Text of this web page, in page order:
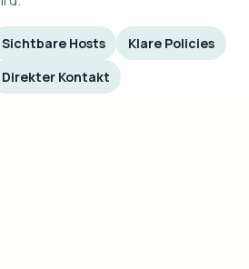
Sichtbare Hosts
Klare Policies
Direkter Kontakt